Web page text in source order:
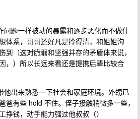
问题一样被动的暴露和逐步恶化而不做什
体系，哥哥还好凡是拎得清，和姐姐沟
到（这对脆弱和坚强并存的矛盾体来说，
，）所以长远来看还是提携后辈比较合
他出来熟悉一下社会和家庭环境。外甥已
爸有些 hold 不住。侄子接触稍微多一些，
挣钱，动手能力强过他叔叔（）